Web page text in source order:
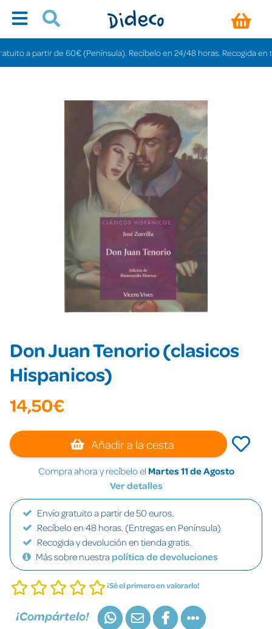
a partir de 60€ (Península). Recíbelo en 24/48 horas. Recogida en
Don Juan Tenorio (clasicos
Hispanicos)
14,50€
Añadir a la cesta
Compra ahora y recíbelo el Martes 11 de Agosto
Ver detalles
Envío gratuito a partir de 50 euros.
Recíbelo en 48 horas. (Entregas en Península)
Recogida y devolución en tienda gratis.
Más sobre nuestra política de devoluciones
¡Sé el primero en valorarlo!
¡Compártelo!